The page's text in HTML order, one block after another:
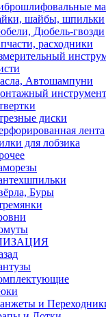
шайбы, шпильки
Дюбель-гвозди
расходники
Автошампуни
инструмент
диски
лента
для лобзика
Буры
и